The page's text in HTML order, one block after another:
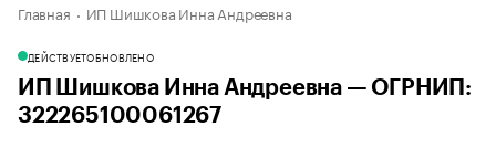
Главная ИП Шишкова Инна Андреевна
ДЕЙСТВУЕТОБНОВЛЕНО
ИП Шишкова Инна Андреевна — ОГРНИП:
322265100061267